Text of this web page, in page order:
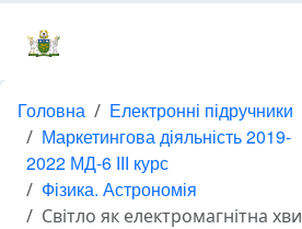
Головна
Електронні підручники
Маркетингова діяльність 2019-
2022 МД-6 ІІІ курс
Фізика. Астрономія
Світло як електромагнітна хвиля.